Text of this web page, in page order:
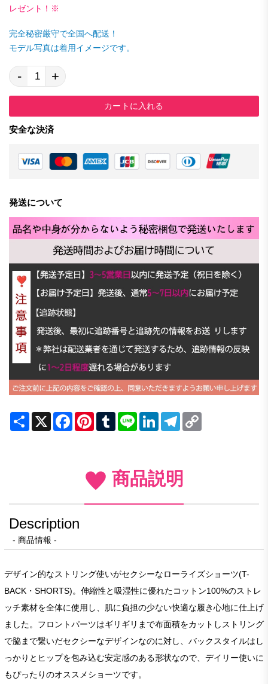
レゼント！※
完全秘密厳守で全国へ配送！
モデル写真は着用イメージです。
- +
カートに入れる
安全な決済
発送について
Share X FacebookPinterestTumblrLine LinkedInTelegram
商品説明
Description
- 商品情報 -
デザイン的なストリング使いがセクシーなローライズショーツ(T-
BACK・SHORTS)。伸縮性と吸湿性に優れたコットン100%のストレ
ッチ素材を全体に使用し、肌に負担の少ない快適な履き心地に仕上げ
ました。フロントパーツはギリギリまで布面積をカットしストリング
で脇まで繋いだセクシーなデザインなのに対し、バックスタイルはし
っかりとヒップを包み込む安定感のある形状なので、デイリー使いに
もぴったりのオススメショーツです。